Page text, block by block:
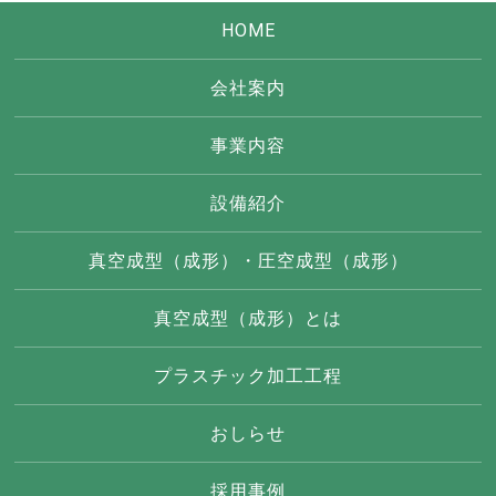
HOME
会社案内
事業内容
設備紹介
真空成型（成形）・圧空成型（成形）
真空成型（成形）とは
プラスチック加工工程
おしらせ
採用事例